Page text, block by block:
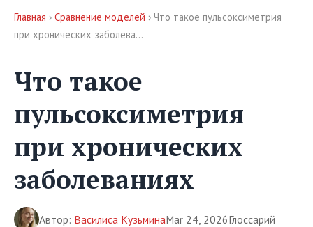
Главная › Сравнение моделей › Что такое пульсоксиметрия
при хронических заболева…
Что такое
пульсоксиметрия
при хронических
заболеваниях
Автор: Василиса КузьминаMar 24, 2026Глоссарий